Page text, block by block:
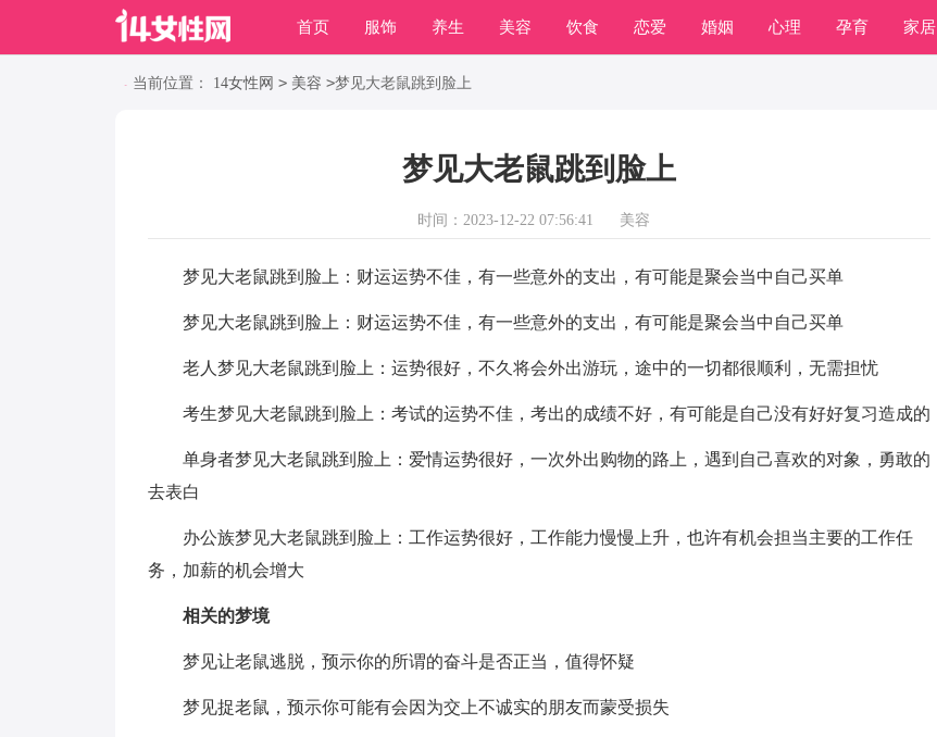
首页 服饰 养生 美容 饮食 恋爱 婚姻 心理 孕育 家居
职场 动物 养殖
当前位置： 14女性网 > 美容 >梦见大老鼠跳到脸上
梦见大老鼠跳到脸上
时间：2023-12-22 07:56:41 美容
梦见大老鼠跳到脸上：财运运势不佳，有一些意外的支出，有可能是聚会当中自己买单
梦见大老鼠跳到脸上：财运运势不佳，有一些意外的支出，有可能是聚会当中自己买单
老人梦见大老鼠跳到脸上：运势很好，不久将会外出游玩，途中的一切都很顺利，无需担忧
考生梦见大老鼠跳到脸上：考试的运势不佳，考出的成绩不好，有可能是自己没有好好复习造成的
单身者梦见大老鼠跳到脸上：爱情运势很好，一次外出购物的路上，遇到自己喜欢的对象，勇敢的
去表白
办公族梦见大老鼠跳到脸上：工作运势很好，工作能力慢慢上升，也许有机会担当主要的工作任
务，加薪的机会增大
相关的梦境
梦见让老鼠逃脱，预示你的所谓的奋斗是否正当，值得怀疑
梦见捉老鼠，预示你可能有会因为交上不诚实的朋友而蒙受损失